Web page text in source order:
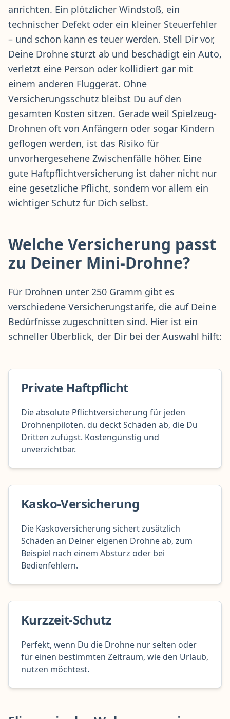
anrichten. Ein plötzlicher Windstoß, ein
technischer Defekt oder ein kleiner Steuerfehler
– und schon kann es teuer werden. Stell Dir vor,
Deine Drohne stürzt ab und beschädigt ein Auto,
verletzt eine Person oder kollidiert gar mit
einem anderen Fluggerät. Ohne
Versicherungsschutz bleibst Du auf den
gesamten Kosten sitzen. Gerade weil Spielzeug-
Drohnen oft von Anfängern oder sogar Kindern
geflogen werden, ist das Risiko für
unvorhergesehene Zwischenfälle höher. Eine
gute Haftpflichtversicherung ist daher nicht nur
eine gesetzliche Pflicht, sondern vor allem ein
wichtiger Schutz für Dich selbst.
Welche Versicherung passt
zu Deiner Mini-Drohne?
Für Drohnen unter 250 Gramm gibt es
verschiedene Versicherungstarife, die auf Deine
Bedürfnisse zugeschnitten sind. Hier ist ein
schneller Überblick, der Dir bei der Auswahl hilft:
Private Haftpflicht
Die absolute Pflichtversicherung für jeden
Drohnenpiloten. du deckt Schäden ab, die Du
Dritten zufügst. Kostengünstig und
unverzichtbar.
Kasko-Versicherung
Die Kaskoversicherung sichert zusätzlich
Schäden an Deiner eigenen Drohne ab, zum
Beispiel nach einem Absturz oder bei
Bedienfehlern.
Kurzzeit-Schutz
Perfekt, wenn Du die Drohne nur selten oder
für einen bestimmten Zeitraum, wie den Urlaub,
nutzen möchtest.